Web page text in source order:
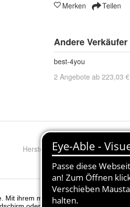
Merken Teilen
Andere Verkäufer
best-4you
2 Angebote ab 223,03 €
Hersteller Nr.: 0196388444038